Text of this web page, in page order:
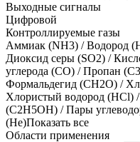
Выходные сигналы
Цифровой
Контроллируемые газы
Аммиак (NH3) /Водород
Диоксид серы (SO2) /
углерода (CO) /Пропан
Формальдегид (CH2O) /
Хлористый водород (HCl) /
(C2H5OH) /Пары
(He)Показать все
Области применения